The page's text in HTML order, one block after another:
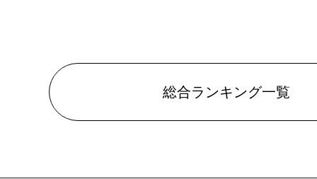
総合ランキング一覧